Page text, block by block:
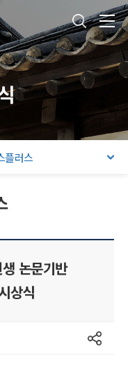
플러스
논문기반
상식
공유